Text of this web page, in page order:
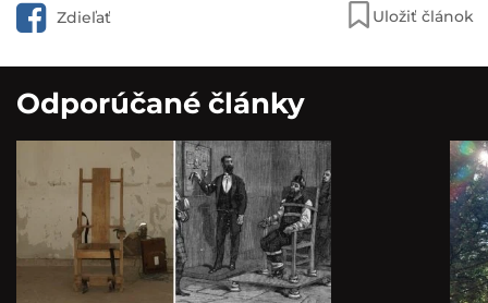
Zdieľať Uložiť článok
Odporúčané články